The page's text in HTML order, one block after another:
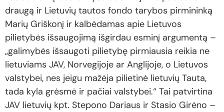
draugą ir Lietuvių tautos fondo tarybos pirmininką
Marių Griškonį ir kalbėdamas apie Lietuvos
pilietybės išsaugojimą išgirdau esminį argumentą –
,,galimybės išsaugoti pilietybę pirmiausia reikia ne
lietuviams JAV, Norvegijoje ar Anglijoje, o Lietuvos
valstybei, nes jeigu mažėja pilietinė lietuvių Tauta,
tada kyla grėsmė ir pačiai valstybei.“ Tai patvirtina
JAV lietuvių kpt. Stepono Dariaus ir Stasio Girėno –